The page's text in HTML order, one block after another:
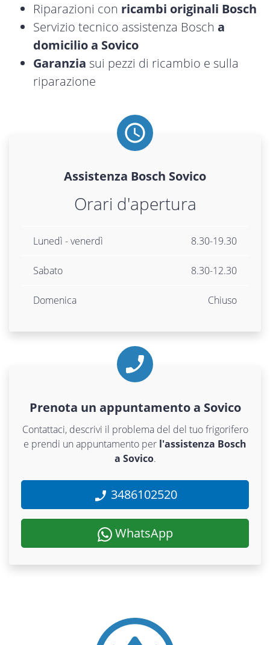
Riparazioni con ricambi originali Bosch
Servizio tecnico assistenza Bosch a
domicilio a Sovico
Garanzia sui pezzi di ricambio e sulla
riparazione
Assistenza Bosch Sovico
Orari d'apertura
Lunedì - venerdì 8.30-19.30
Sabato 8.30-12.30
Domenica Chiuso
Prenota un appuntamento a Sovico
Contattaci, descrivi il problema del del tuo frigorifero
e prendi un appuntamento per l'assistenza Bosch
a Sovico.
3486102520
WhatsApp